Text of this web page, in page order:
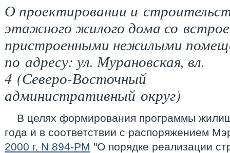
О проектировании и
этажного жилого дома со
пристроенными нежилыми
по адресу: ул. Мурановская, вл.
4 (Северо-Восточный
административный округ)
В целях формирования программы
года и в соответствии с распоряжением
2000 г. N 894-РМ "О порядке реализации